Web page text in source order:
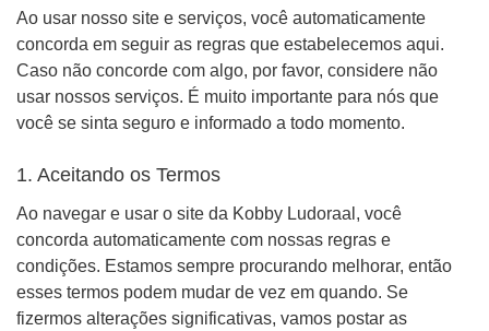
Ao usar nosso site e serviços, você automaticamente
concorda em seguir as regras que estabelecemos aqui.
Caso não concorde com algo, por favor, considere não
usar nossos serviços. É muito importante para nós que
você se sinta seguro e informado a todo momento.
1. Aceitando os Termos
Ao navegar e usar o site da Kobby Ludoraal, você
concorda automaticamente com nossas regras e
condições. Estamos sempre procurando melhorar, então
esses termos podem mudar de vez em quando. Se
fizermos alterações significativas, vamos postar as